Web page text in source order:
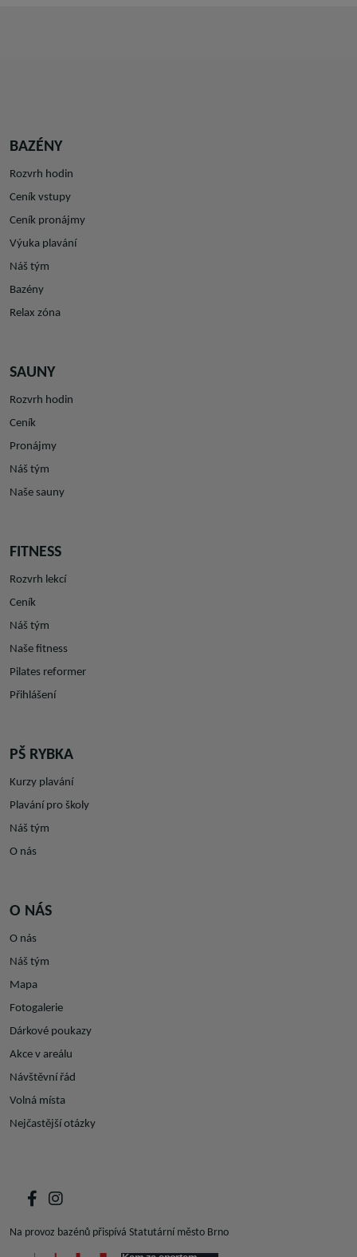
BAZÉNY
Rozvrh hodin
Ceník vstupy
Ceník pronájmy
Výuka plavání
Náš tým
Bazény
Relax zóna
SAUNY
Rozvrh hodin
Ceník
Pronájmy
Náš tým
Naše sauny
FITNESS
Rozvrh lekcí
Ceník
Náš tým
Naše fitness
Pilates reformer
Přihlášení
PŠ RYBKA
Kurzy plavání
Plavání pro školy
Náš tým
O nás
O NÁS
O nás
Náš tým
Mapa
Fotogalerie
Dárkové poukazy
Akce v areálu
Návštěvní řád
Volná místa
Nejčastější otázky
Na provoz bazénů přispívá Statutární město Brno